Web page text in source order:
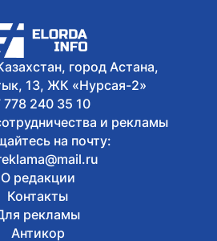
реку Есиль от
тины и мусора в Астане
город Астана,
13, ЖК «Нурсая-2»
778 240 35 10
и рекламы
на почту:
О редакции
Контакты
рекламы
Антикор